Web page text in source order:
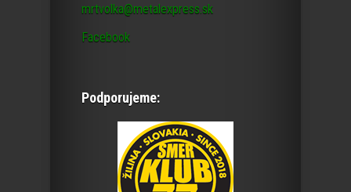
mrtvolka@metalexpress.sk
Facebook
Podporujeme: